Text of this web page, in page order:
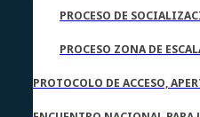
PROCESO DE
PROCESO ZONA DE
PROTOCOLO DE ACCESO,